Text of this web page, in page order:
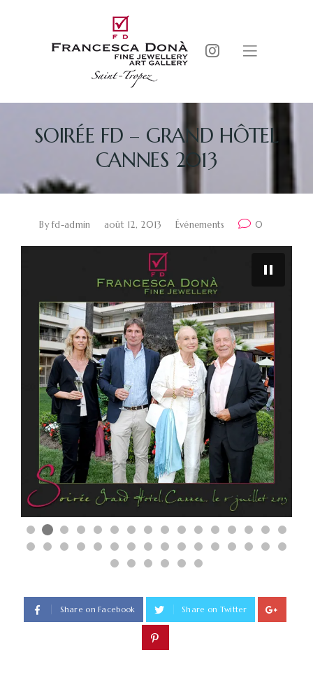
SOIRÉE FD – GRAND HÔTEL
CANNES 2013
Byfd-admin août 12, 2013 Événements 0
Share on Facebook Share on Twitter